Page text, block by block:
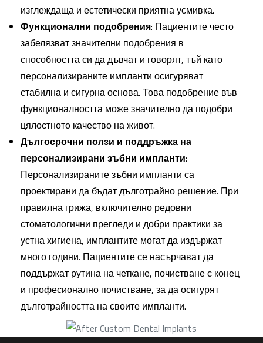
изглеждаща и естетически приятна усмивка.
Функционални подобрения: Пациентите често
забелязват значителни подобрения в
способността си да дъвчат и говорят, тъй като
персонализираните импланти осигуряват
стабилна и сигурна основа. Това подобрение във
функционалността може значително да подобри
цялостното качество на живот.
Дългосрочни ползи и поддръжка на
персонализирани зъбни импланти:
Персонализираните зъбни импланти са
проектирани да бъдат дълготрайно решение. При
правилна грижа, включително редовни
стоматологични прегледи и добри практики за
устна хигиена, имплантите могат да издържат
много години. Пациентите се насърчават да
поддържат рутина на четкане, почистване с конец
и професионално почистване, за да осигурят
дълготрайността на своите импланти.